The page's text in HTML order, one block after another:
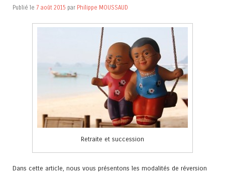
Publié le 7 août 2015 par Philippe MOUSSAUD
Retraite et succession
Dans cette article, nous vous présentons les modalités de réversion